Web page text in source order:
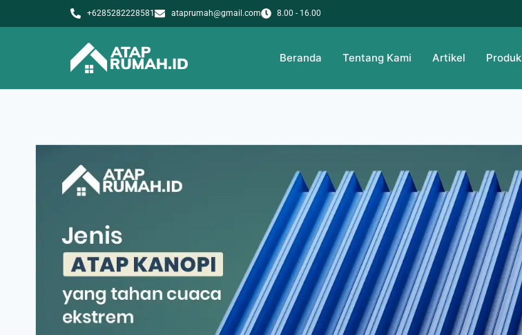
+6285282228581 ataprumah@gmail.com 8.00 - 16.00
Beranda Tentang Kami Artikel Produk